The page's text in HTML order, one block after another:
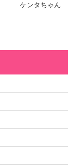
ケンタちゃん